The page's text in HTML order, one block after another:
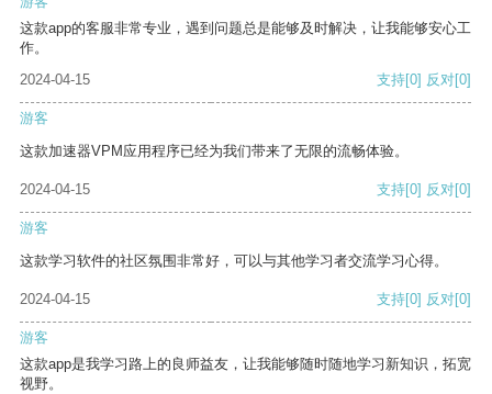
这款app的客服非常专业，遇到问题总是能够及时解决，让我能够安心工
作。
2024-04-15
支持[0] 反对[0]
游客
这款加速器VPM应用程序已经为我们带来了无限的流畅体验。
2024-04-15 支持[0] 反对[0]
游客
这款学习软件的社区氛围非常好，可以与其他学习者交流学习心得。
2024-04-15 支持[0] 反对[0]
游客
这款app是我学习路上的良师益友，让我能够随时随地学习新知识，拓宽
视野。